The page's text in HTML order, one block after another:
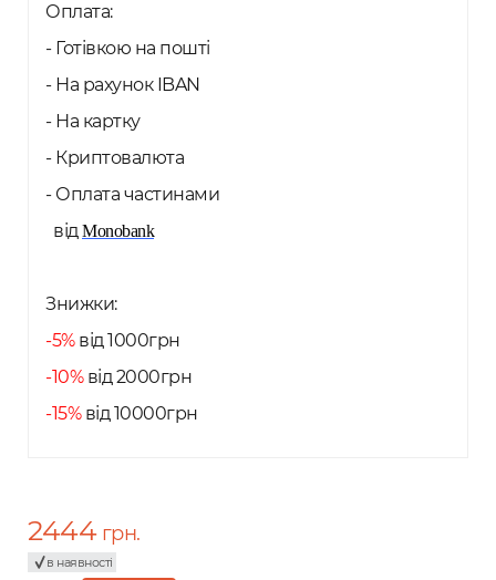
Оплата:
- Готівкою на пошті
- На рахунок IBAN
- На картку
- Криптовалюта
- Оплата частинами
відMonobank
Знижки:
-5%від 1000грн
-10%від 2000грн
-15%від 10000грн
2444грн.
в наявності